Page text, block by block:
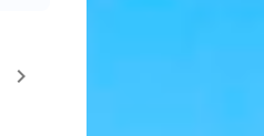
keyboard_arrow_right